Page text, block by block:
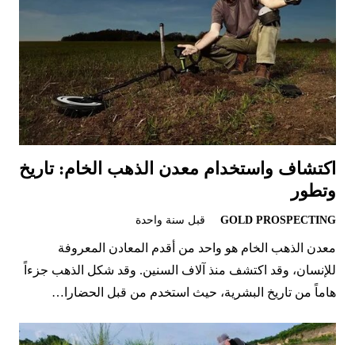
اكتشاف واستخدام معدن الذهب الخام: تاريخ
وتطور
GOLD PROSPECTING قبل سنة واحدة
معدن الذهب الخام هو واحد من أقدم المعادن المعروفة
للإنسان، وقد اكتشف منذ آلاف السنين. وقد شكل الذهب جزءاً
هاماً من تاريخ البشرية، حيث استخدم من قبل الحضارا…